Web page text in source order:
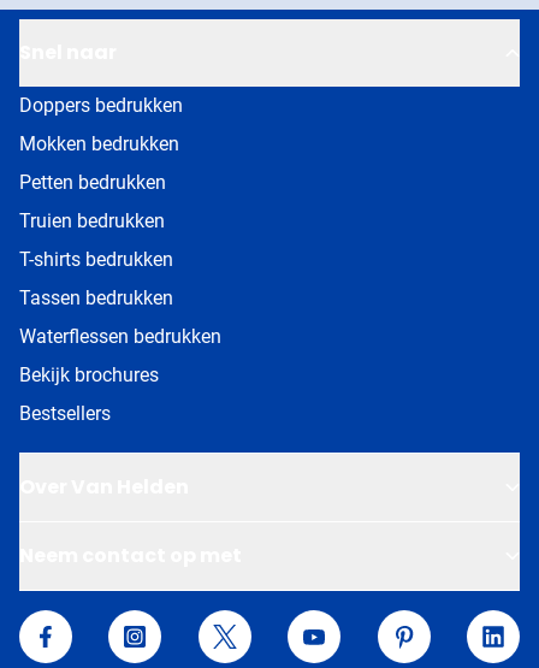
Doppers bedrukken
Mokken bedrukken
Petten bedrukken
Truien bedrukken
T-shirts bedrukken
Tassen bedrukken
Waterflessen bedrukken
Bekijk brochures
Bestsellers
Van Helden Relatiegeschenken
Facebook InstagramTwitter YouTube Pinterest